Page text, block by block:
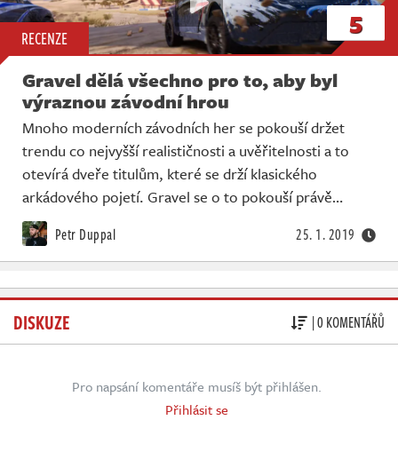
RECENZE 5
Gravel dělá všechno pro to, aby byl
výraznou závodní hrou
Mnoho moderních závodních her se pokouší držet
trendu co nejvyšší realističnosti a uvěřitelnosti a to
otevírá dveře titulům, které se drží klasického
arkádového pojetí. Gravel se o to pokouší právě…
Petr Duppal 25. 1. 2019
DISKUZE | 0 KOMENTÁŘŮ
Pro napsání komentáře musíš být přihlášen.
Přihlásit se